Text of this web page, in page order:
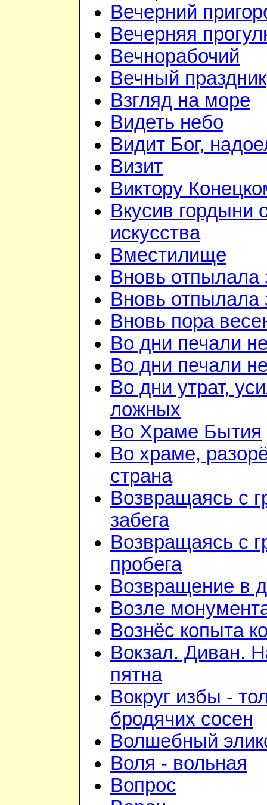
Вечерний
Вечерняя
Вечнорабочий
Вечный праздник
Взгляд на море
Видеть небо
Видит Бог,
Визит
Виктору
Вкусив гордыни
искусства
Вместилище
Вновь отпылала
Вновь отпылала
Вновь пора
Во дни печали
Во дни печали
Во дни утрат,
ложных
Во Храме Бытия
Во храме,
страна
Возвращаясь с
забега
Возвращаясь с
пробега
Возвращение в
Возле
Вознёс копыта
Вокзал. Диван.
пятна
Вокруг избы -
бродячих сосен
Волшебный
Воля - вольная
Вопрос